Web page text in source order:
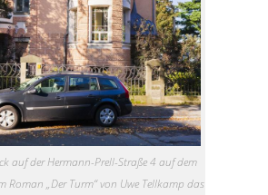
auf der Hermann-Prell-Straße 4 auf dem
Roman „Der Turm“ von Uwe Tellkamp das